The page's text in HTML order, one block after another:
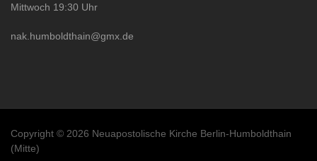
Mittwoch 19:30 Uhr
nak.humboldthain@gmx.de
Copyright © 2026 Neuapostolische Kirche Berlin-Humboldthain
(Mitte)